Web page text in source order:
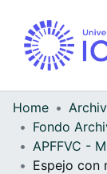
Home